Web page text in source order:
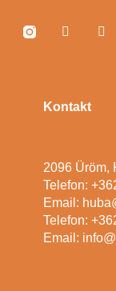
Kontakt
2096 Üröm,
Telefon:
Email:
Telefon:
Email: